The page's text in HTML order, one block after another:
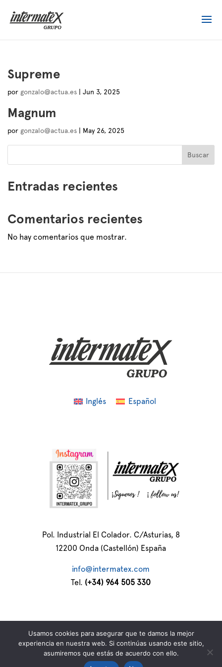
Supreme
por gonzalo@actua.es Jun 3, 2025
Magnum
por gonzalo@actua.es May 26, 2025
Buscar
Entradas recientes
Comentarios recientes
No hay comentarios que mostrar.
Inglés Español
Pol. Industrial El Colador. C/Asturias, 8
12200 Onda (Castellón) España
info@intermatex.com
Tel. (+34) 964 505 330
Política de privacidad/Cookies/Legal
Usamos cookies para asegurar que te damos la mejor
experiencia en nuestra web. Si continúas usando este sitio,
asumiremos que estás de acuerdo con ello.